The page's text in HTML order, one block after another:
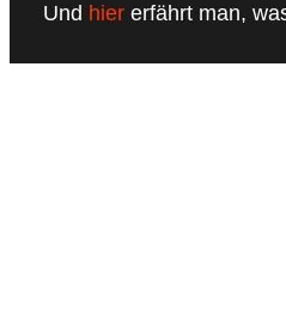
Und hier erfährt man,